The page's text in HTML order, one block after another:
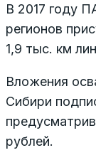
В 2017 году
регионов
1,9 тыс. км
Вложения
Сибири
рублей.